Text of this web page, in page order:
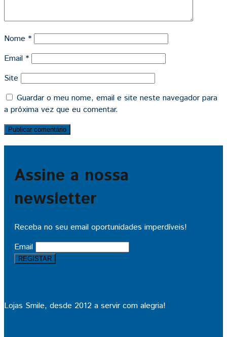
Nome *
Email *
Site
Guardar o meu nome, email e site neste navegador para
a próxima vez que eu comentar.
Assine a nossa
newsletter
Receba no seu email oportunidades imperdíveis!
Email
Lojas Smile, desde 2012 a servir com alegria!